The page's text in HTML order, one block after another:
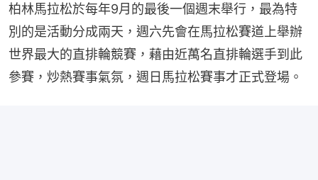
柏林馬拉松於每年9月的最後一個週末舉行，最為特
別的是活動分成兩天，週六先會在馬拉松賽道上舉辦
世界最大的直排輪競賽，藉由近萬名直排輪選手到此
參賽，炒熱賽事氣氛，週日馬拉松賽事才正式登場。